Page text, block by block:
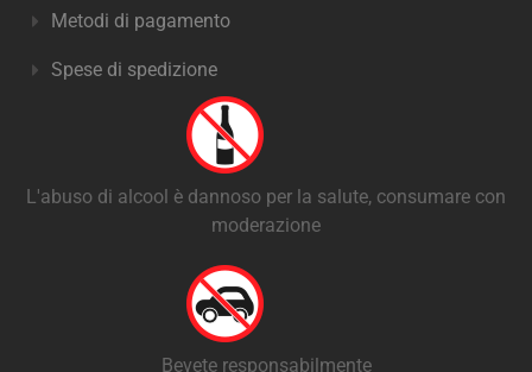
Metodi di pagamento
Spese di spedizione
L'abuso di alcool è dannoso per la salute, consumare con
moderazione
Bevete responsabilmente